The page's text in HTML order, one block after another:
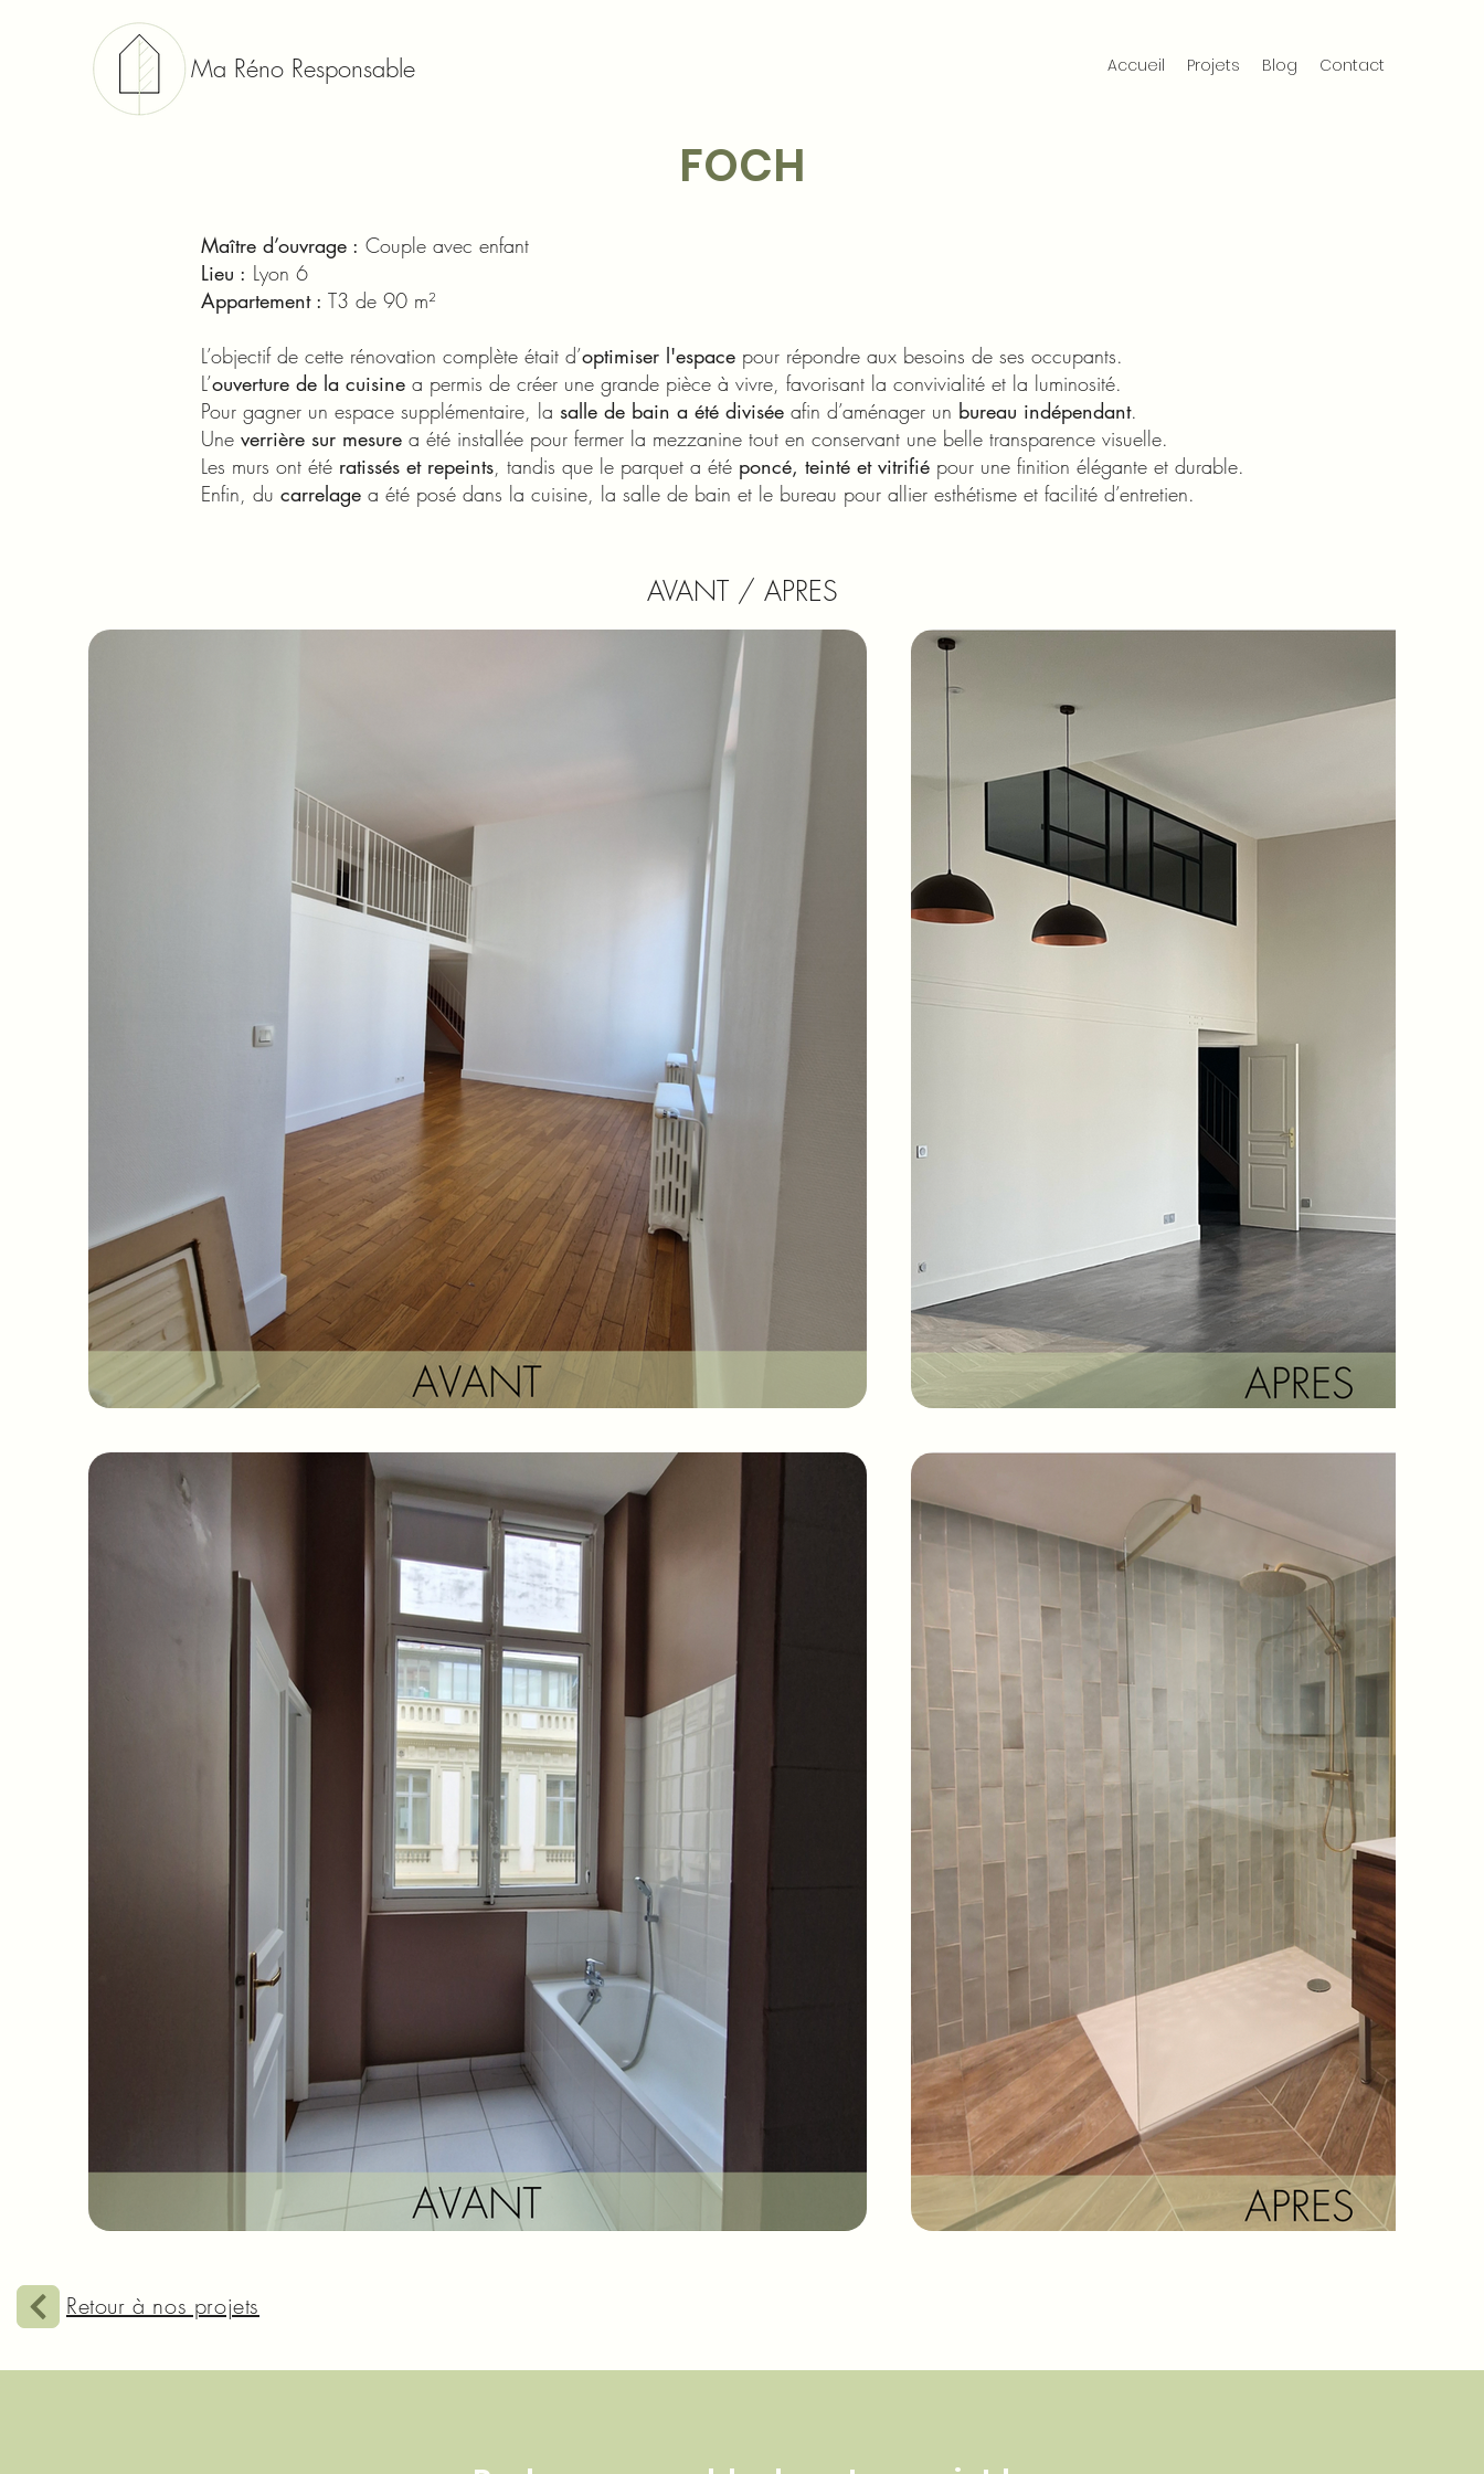
Ma Réno Responsable Accueil Projets Blog Contact
FOCH
Maître d’ouvrage : Couple avec enfant
Lieu : Lyon 6
Appartement : T3 de 90 m²
L’objectif de cette rénovation complète était d’optimiser l'espace pour répondre aux besoins de ses occupants.
L’ouverture de la cuisine a permis de créer une grande pièce à vivre, favorisant la convivialité et la luminosité.
Pour gagner un espace supplémentaire, la salle de bain a été divisée afin d’aménager un bureau indépendant.
Une verrière sur mesure a été installée pour fermer la mezzanine tout en conservant une belle transparence visuelle.
Les murs ont été ratissés et repeints, tandis que le parquet a été poncé, teinté et vitrifié pour une finition élégante et durable.
Enfin, du carrelage a été posé dans la cuisine, la salle de bain et le bureau pour allier esthétisme et facilité d’entretien.
AVANT / APRES
Retour à nos projets